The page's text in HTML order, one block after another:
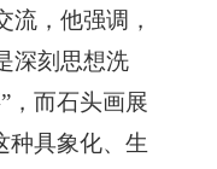
流，他强调，
深刻思想洗
，而石头画展
种具象化、生